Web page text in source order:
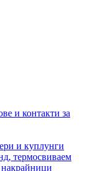
и контакти за
и куплунги
термосвиваем